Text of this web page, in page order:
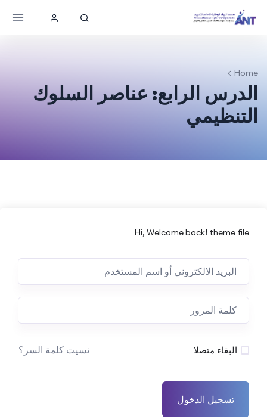
Home
الدرس الرابع: عناصر السلوك
التنظيمي
Hi, Welcome back! theme file
البقاء متصلا نسيت كلمة السر؟
تسجيل الدخول